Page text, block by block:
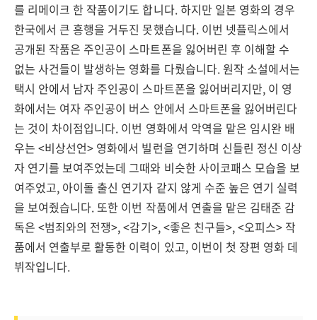
를 리메이크 한 작품이기도 합니다. 하지만 일본 영화의 경우
한국에서 큰 흥행을 거두진 못했습니다. 이번 넷플릭스에서
공개된 작품은 주인공이 스마트폰을 잃어버린 후 이해할 수
없는 사건들이 발생하는 영화를 다뤘습니다. 원작 소설에서는
택시 안에서 남자 주인공이 스마트폰을 잃어버리지만, 이 영
화에서는 여자 주인공이 버스 안에서 스마트폰을 잃어버린다
는 것이 차이점입니다. 이번 영화에서 악역을 맡은 임시완 배
우는 <비상선언> 영화에서 빌런을 연기하며 신들린 정신 이상
자 연기를 보여주었는데 그때와 비슷한 사이코패스 모습을 보
여주었고, 아이돌 출신 연기자 같지 않게 수준 높은 연기 실력
을 보여줬습니다. 또한 이번 작품에서 연출을 맡은 김태준 감
독은 <범죄와의 전쟁>, <감기>, <좋은 친구들>, <오피스> 작
품에서 연출부로 활동한 이력이 있고, 이번이 첫 장편 영화 데
뷔작입니다.